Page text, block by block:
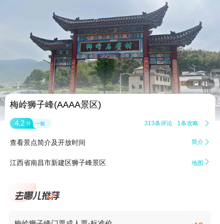
 41
梅岭狮子峰(AAAA景区)
4.2 分 一般 313条评论 1条攻略 
查看景点简介及开放时间 简介 
江西省南昌市新建区狮子峰景区 地图 